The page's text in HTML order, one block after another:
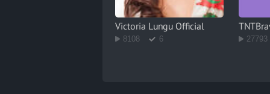
Victoria Lungu Official
8108 6 27793